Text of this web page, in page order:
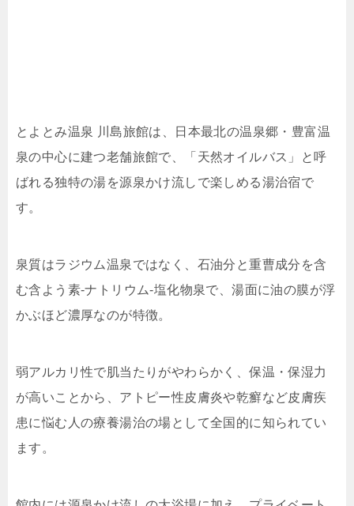
とよとみ温泉 川島旅館は、日本最北の温泉郷・豊富温
泉の中心に建つ老舗旅館で、「天然オイルバス」と呼
ばれる独特の湯を源泉かけ流しで楽しめる湯治宿で
す。
泉質はラジウム温泉ではなく、石油分と重曹成分を含
む含よう素‐ナトリウム‐塩化物泉で、湯面に油の膜が浮
かぶほど濃厚なのが特徴。
弱アルカリ性で肌当たりがやわらかく、保温・保湿力
が高いことから、アトピー性皮膚炎や乾癬など皮膚疾
患に悩む人の療養湯治の場として全国的に知られてい
ます。